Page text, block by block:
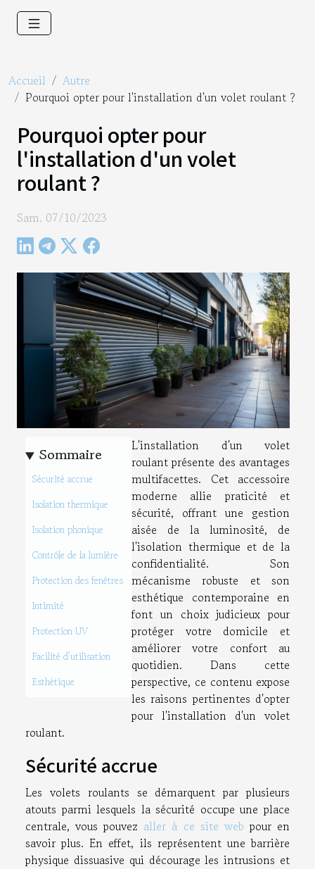
Accueil
Autre
Pourquoi opter pour l'installation d'un volet roulant ?
Pourquoi opter pour
l'installation d'un volet
roulant ?
Sam. 07/10/2023
Sommaire
Sécurité accrue
Isolation thermique
Isolation phonique
Contrôle de la lumière
Protection des fenêtres
Intimité
Protection UV
Facilité d'utilisation
Esthétique
L'installation d'un volet
roulant présente des avantages
multifacettes. Cet accessoire
moderne allie praticité et
sécurité, offrant une gestion
aisée de la luminosité, de
l'isolation thermique et de la
confidentialité. Son
mécanisme robuste et son
esthétique contemporaine en
font un choix judicieux pour
protéger votre domicile et
améliorer votre confort au
quotidien. Dans cette
perspective, ce contenu expose
les raisons pertinentes d'opter
pour l'installation d'un volet
roulant.
Sécurité accrue
Les volets roulants se démarquent par plusieurs
atouts parmi lesquels la sécurité occupe une place
centrale, vous pouvez aller à ce site web pour en
savoir plus. En effet, ils représentent une barrière
physique dissuasive qui décourage les intrusions et